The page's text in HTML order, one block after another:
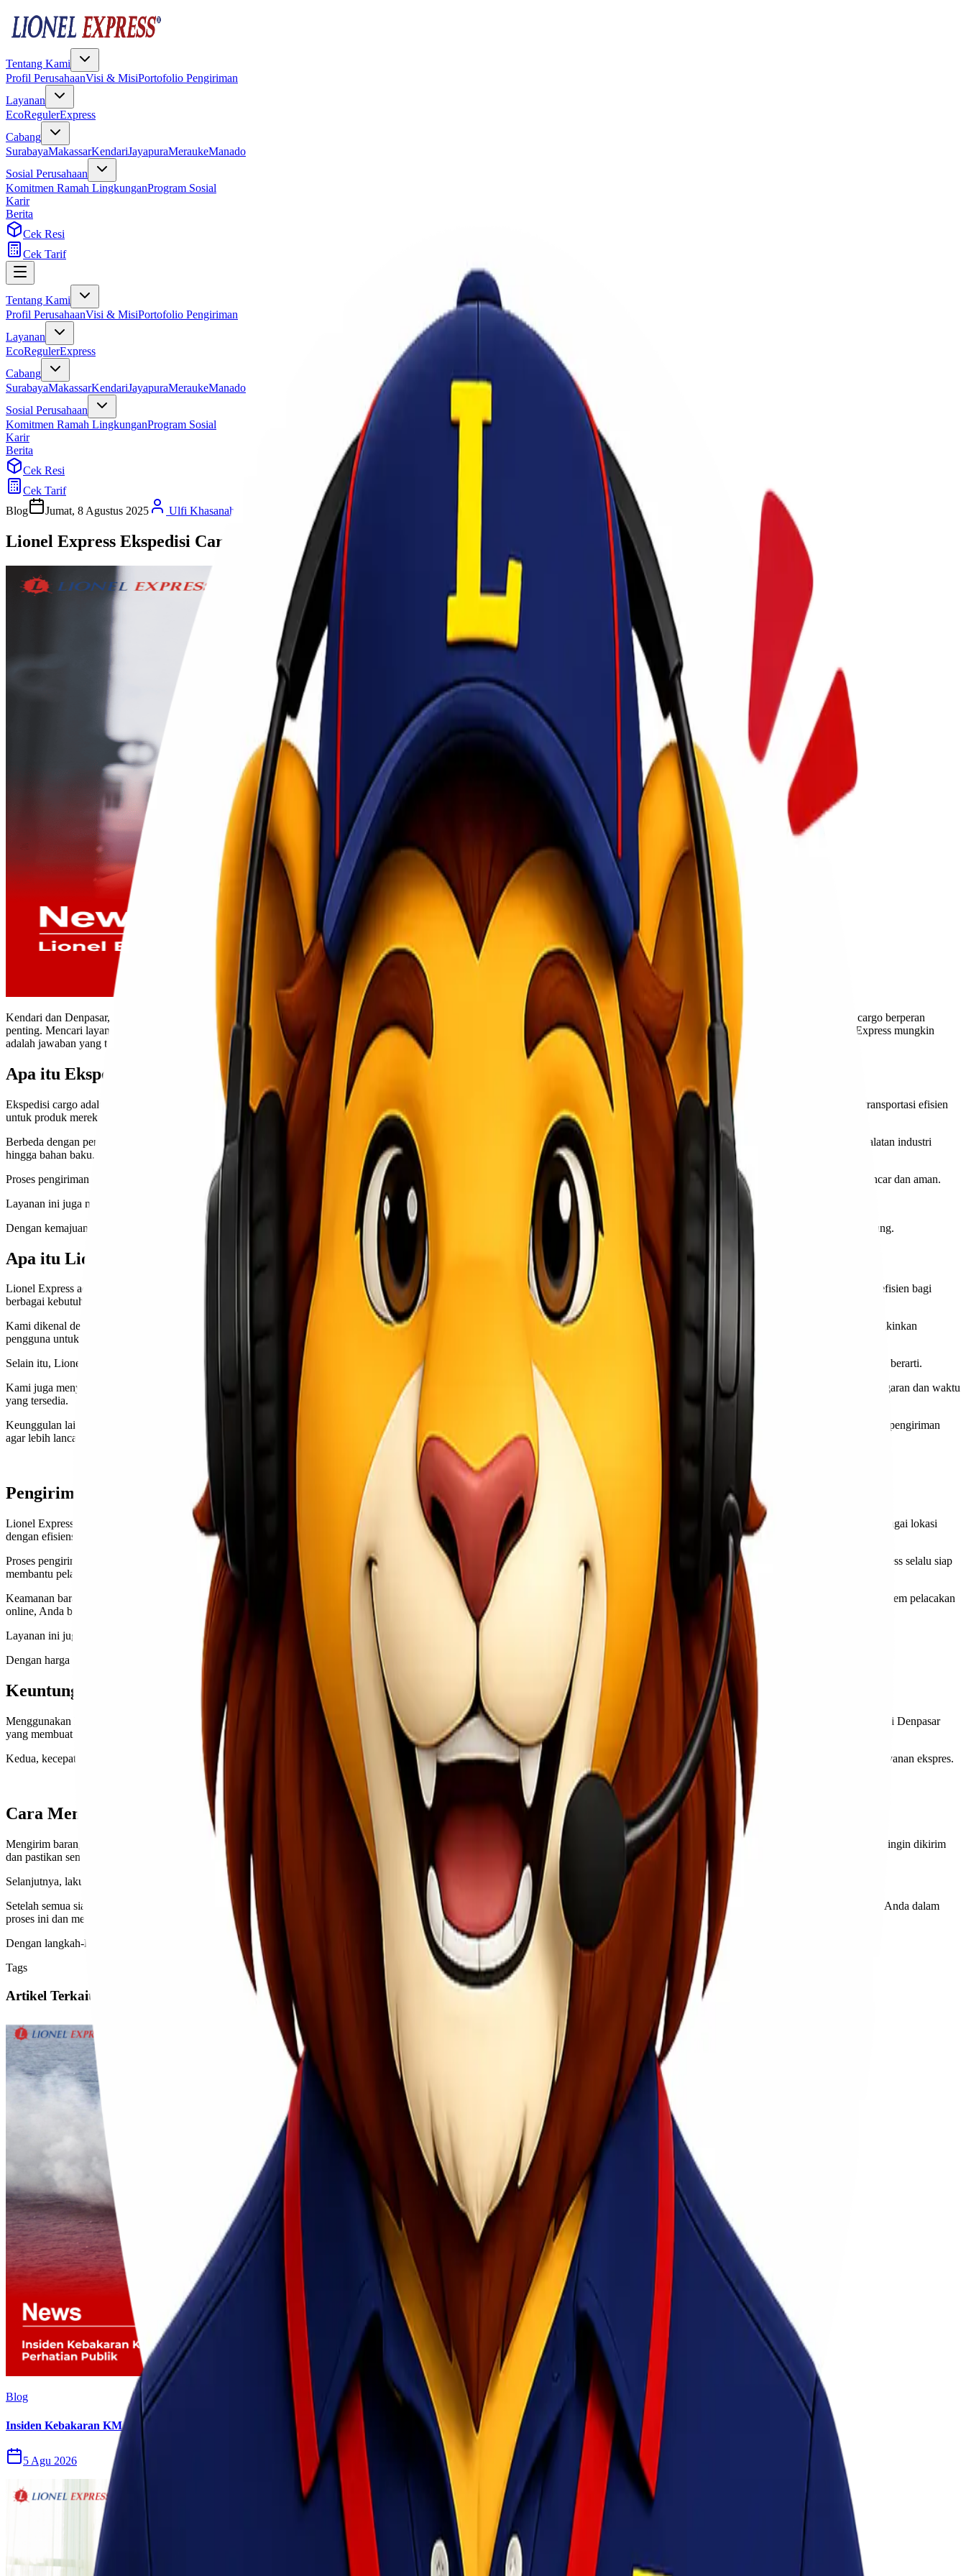
Tentang Kami
Profil PerusahaanVisi & MisiPortofolio Pengiriman
Layanan
EcoRegulerExpress
Cabang
SurabayaMakassarKendariJayapuraMeraukeManado
Sosial Perusahaan
Komitmen Ramah LingkunganProgram Sosial
Karir
Berita
Cek Resi
Cek Tarif
Tentang Kami
Profil PerusahaanVisi & MisiPortofolio Pengiriman
Layanan
EcoRegulerExpress
Cabang
SurabayaMakassarKendariJayapuraMeraukeManado
Sosial Perusahaan
Komitmen Ramah LingkunganProgram Sosial
Karir
Berita
Cek Resi
Cek Tarif
Blog
Jumat, 8 Agustus 2025 Ulfi Khasanah
Lionel Express Ekspedisi Cargo Murah Kendari Denpasar
Kendari dan Denpasar, dua kota yang penuh pesona dengan karakter masing-masing. Namun, terkadang kita perlu mengirim barang dari satu tempat ke tempat lainnya. Di sinilah ekspedisi cargo berperan
penting. Mencari layanan pengiriman yang murah dan terpercaya bisa menjadi tantangan tersendiri. Nah, jika Anda sedang mencari solusi ekspedisi cargo murah Kendari Denpasar, Lionel Express mungkin
adalah jawaban yang tepat untuk kebutuhan Anda. Mari kita eksplor lebih dalam mengenai layanan ini!
Apa itu Ekspedisi Cargo?
Ekspedisi cargo adalah layanan pengiriman barang dalam jumlah besar dari satu lokasi ke lokasi lain. Layanan ini menjadi pilihan utama bagi banyak bisnis dan individu yang membutuhkan transportasi efisien
untuk produk mereka.
Berbeda dengan pengiriman biasa, ekspedisi cargo biasanya melibatkan barang-barang dengan volume atau berat yang lebih besar. Hal ini bisa mencakup berbagai jenis barang, mulai dari peralatan industri
hingga bahan baku.
Proses pengiriman dalam ekspedisi cargo melibatkan beberapa tahap, seperti pengemasan, pemindahan, dan penyerahan. Tim profesional akan memastikan bahwa semua proses berlangsung lancar dan aman.
Layanan ini juga menawarkan fleksibilitas dalam metode transportasi. Barang dapat dikirim melalui jalur darat, laut, atau udara tergantung pada kebutuhan dan anggaran pelanggan.
Dengan kemajuan teknologi saat ini, pelacakan status kiriman semakin mudah dilakukan. Pelanggan dapat mengetahui posisi barang mereka secara real-time selama proses pengiriman berlangsung.
Apa itu Lionel Express?
Lionel Express adalah salah satu perusahaan yang bergerak di bidang layanan ekspedisi dan pengiriman barang. Dengan pengalaman yang mumpuni, kami menawarkan solusi pengiriman yang efisien bagi
berbagai kebutuhan.
Kami dikenal dengan pelayanan cepat dan handal. Lionel Express berkomitmen untuk memberikan kepuasan kepada pelanggan melalui sistem pelacakan barang secara real-time. Hal ini memungkinkan
pengguna untuk selalu tahu posisi kiriman mereka.
Selain itu, Lionel Express memiliki jaringan luas yang mencakup banyak kota besar di Indonesia. Hal ini memudahkan proses pengiriman dari Kendari ke Denpasar atau sebaliknya tanpa masalah berarti.
Kami juga menyediakan berbagai pilihan layanan sesuai kebutuhan pelanggan, mulai dari pengiriman reguler hingga kargo khusus. Dengan demikian, Anda dapat memilih opsi terbaik sesuai anggaran dan waktu
yang tersedia.
Keunggulan lain dari Lionel Express adalah kualitas customer service-nya yang siap membantu kapan saja. Tim profesional akan menjawab setiap pertanyaan serta memberi bantuan dalam proses pengiriman
agar lebih lancar dan efektif.
Pengiriman Barang dengan Lionel Express
Lionel Express menjadi pilihan utama bagi banyak orang yang membutuhkan layanan pengiriman barang. Dengan jaringan luas dan pengalaman bertahun-tahun, mereka mampu menjangkau berbagai lokasi
dengan efisiensi tinggi.
Proses pengiriman barang sangat mudah dan cepat. Anda hanya perlu menghubungi customer service untuk mendapatkan informasi lebih lanjut mengenai tarif dan jadwal pengiriman. Lionel Express selalu siap
membantu pelanggan dalam menyiapkan dokumen yang diperlukan.
Keamanan barang merupakan prioritas utama. Setiap paket akan ditangani secara profesional, sehingga Anda tidak perlu khawatir tentang kerusakan atau kehilangan selama perjalanan. Dengan sistem pelacakan
online, Anda bisa memantau status kiriman kapan saja.
Layanan ini juga menawarkan fleksibilitas dalam waktu pengiriman. Baik itu untuk kebutuhan mendesak maupun reguler, Lionel Express dapat menyesuaikan diri dengan permintaan pelanggan.
Dengan harga kompetitif,
ekspedisi cargo murah Kendari Denpasarini memberikan solusi tepat bagi bisnis maupun individu yang ingin mengirimkan barang tanpa ribet.
Keuntungan Menggunakan Lionel Express
Menggunakan Lionel Express untuk pengiriman barang memiliki beberapa keuntungan yang menarik. Pertama, tarifnya sangat bersaing. Anda bisa menemukan jasa ekspedisi cargo murah Kendari Denpasar
yang membuat biaya kirim lebih terjangkau.
Kedua, kecepatan pengiriman menjadi nilai tambah. Lionel Express dikenal dapat mengirimkan barang dengan waktu yang relatif cepat. Hal ini tentunya penting bagi Anda yang membutuhkan layanan ekspres.
Cara Mengirim Barang melalui Lionel Express
Mengirim barang melalui Lionel Express sangatlah mudah. Pertama, Anda perlu mengunjungi situs resmi Lionel Express atau salah satu agen mereka di Kendari. Setelah itu, siapkan barang yang ingin dikirim
dan pastikan semua dokumen pengiriman lengkap.
Selanjutnya, lakukan pengepakan dengan baik untuk menjaga keamanan barang selama perjalanan. Pastikan alamat tujuan ditulis dengan jelas agar tidak terjadi kesalahan dalam pengiriman.
Setelah semua siap, Anda bisa langsung membawa barang ke lokasi pengumpulan terdekat atau memanfaatkan layanan pick-up jika tersedia. Tim profesional dari Lionel Express akan membantu Anda dalam
proses ini dan memberikan informasi terkait estimasi waktu kedatangan serta biaya yang diperlukan.
Dengan langkah-langkah tersebut, Anda dapat menikmati pengalaman mengirim barang yang cepat dan efisien menggunakan ekspedisi cargo murah Kendari Denpasar dari Lionel Express.
Tags
Artikel Terkait
Blog
Insiden Kebakaran KM Mutiara Sentosa II Menjadi Perhatian Publik
5 Agu 2026